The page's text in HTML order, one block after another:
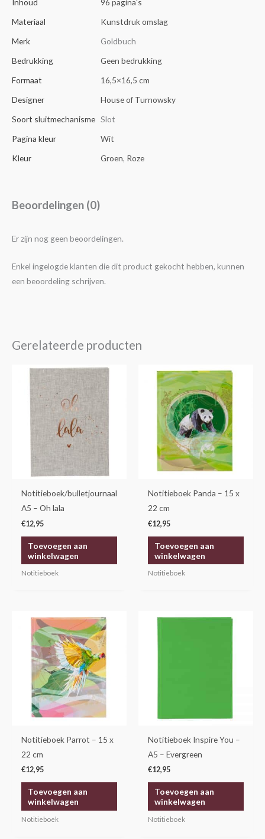
Inhoud
96 pagina's
Materiaal
Kunstdruk omslag
Merk
Goldbuch
Bedrukking
Geen bedrukking
Formaat
16,5×16,5 cm
Designer
House of Turnowsky
Soort sluitmechanisme Slot
Pagina kleur
Wit
Kleur
Groen, Roze
Beoordelingen (0)
Er zijn nog geen beoordelingen.
Enkel ingelogde klanten die dit product gekocht hebben, kunnen
een beoordeling schrijven.
Gerelateerde producten
Notitieboek/bulletjournaal
A5 – Oh lala
€12,95
Toevoegen aan
winkelwagen
Notitieboek
Notitieboek Panda – 15 x
22 cm
€12,95
Toevoegen aan
winkelwagen
Notitieboek
Notitieboek Parrot – 15 x
22 cm
€12,95
Toevoegen aan
winkelwagen
Notitieboek
Notitieboek Inspire You –
A5 – Evergreen
€12,95
Toevoegen aan
winkelwagen
Notitieboek